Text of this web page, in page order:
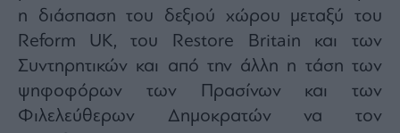
η διάσπαση του δεξιού χώρου μεταξύ του
Reform UK, του Restore Britain και των
Συντηρητικών και από την άλλη η τάση των
ψηφοφόρων των Πρασίνων και των
Φιλελεύθερων Δημοκρατών να τον